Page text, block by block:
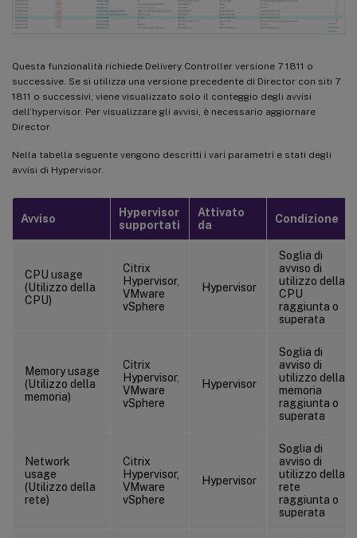
Questa funzionalità richiede Delivery Controller versione 7 1811 o
successive. Se si utilizza una versione precedente di Director con siti 7
1811 o successivi, viene visualizzato solo il conteggio degli avvisi
dell’hypervisor. Per visualizzare gli avvisi, è necessario aggiornare
Director.
Nella tabella seguente vengono descritti i vari parametri e stati degli
avvisi di Hypervisor.
Avviso
Hypervisor
supportati
Attivato
da
Condizione
CPU usage
(Utilizzo della
CPU)
Citrix
Hypervisor,
VMware
vSphere
Hypervisor
Soglia di
avviso di
utilizzo della
CPU
raggiunta o
superata
Memory usage
(Utilizzo della
memoria)
Citrix
Hypervisor,
VMware
vSphere
Hypervisor
Soglia di
avviso di
utilizzo della
memoria
raggiunta o
superata
Network
usage
(Utilizzo della
rete)
Citrix
Hypervisor,
VMware
vSphere
Hypervisor
Soglia di
avviso di
utilizzo della
rete
raggiunta o
superata